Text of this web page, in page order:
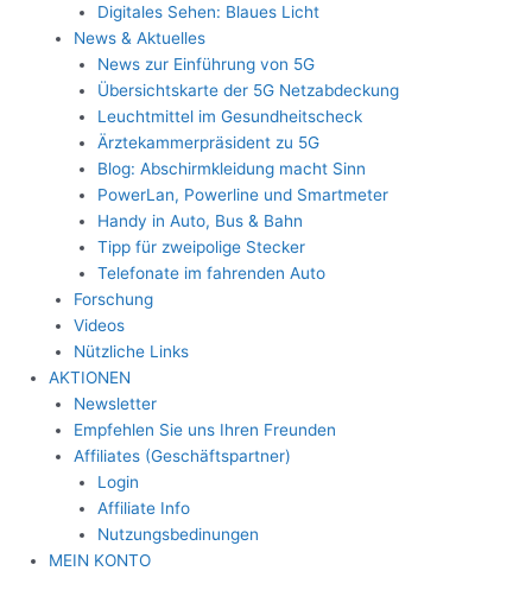
Digitales Sehen: Blaues Licht
News & Aktuelles
News zur Einführung von 5G
Übersichtskarte der 5G Netzabdeckung
Leuchtmittel im Gesundheitscheck
Ärztekammerpräsident zu 5G
Blog: Abschirmkleidung macht Sinn
PowerLan, Powerline und Smartmeter
Handy in Auto, Bus & Bahn
Tipp für zweipolige Stecker
Telefonate im fahrenden Auto
Forschung
Videos
Nützliche Links
AKTIONEN
Newsletter
Empfehlen Sie uns Ihren Freunden
Affiliates (Geschäftspartner)
Login
Affiliate Info
Nutzungsbedinungen
MEIN KONTO